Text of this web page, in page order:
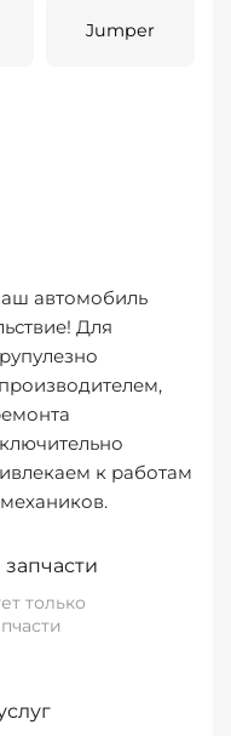
Jumper
автомобиль
Для
к работам
только